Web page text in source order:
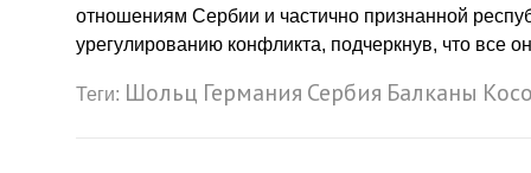
отношениям Сербии и частично признанной
урегулированию конфликта, подчеркнув, что все
Теги: Шольц Германия Сербия Балканы